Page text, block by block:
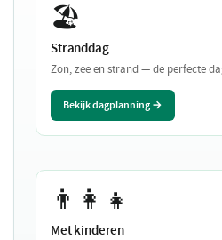
🏖️
Stranddag
Zon, zee en strand — de perfecte
Bekijk dagplanning →
👨‍👩‍👧
Met kinderen